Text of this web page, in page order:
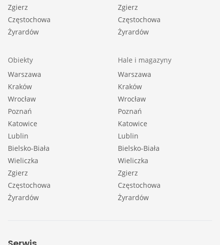
Zgierz
Częstochowa
Żyrardów
Zgierz
Częstochowa
Żyrardów
Obiekty
Warszawa
Kraków
Wrocław
Poznań
Katowice
Lublin
Bielsko-Biała
Wieliczka
Zgierz
Częstochowa
Żyrardów
Hale i magazyny
Warszawa
Kraków
Wrocław
Poznań
Katowice
Lublin
Bielsko-Biała
Wieliczka
Zgierz
Częstochowa
Żyrardów